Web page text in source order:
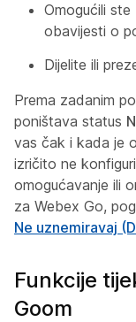
Omogućili ste
obavijesti o
Dijelite ili
Prema zadanim
poništava status
vas čak i kada je
izričito ne
omogućavanje ili
za Webex Go,
Ne uznemiravaj
Funkcije
Goom